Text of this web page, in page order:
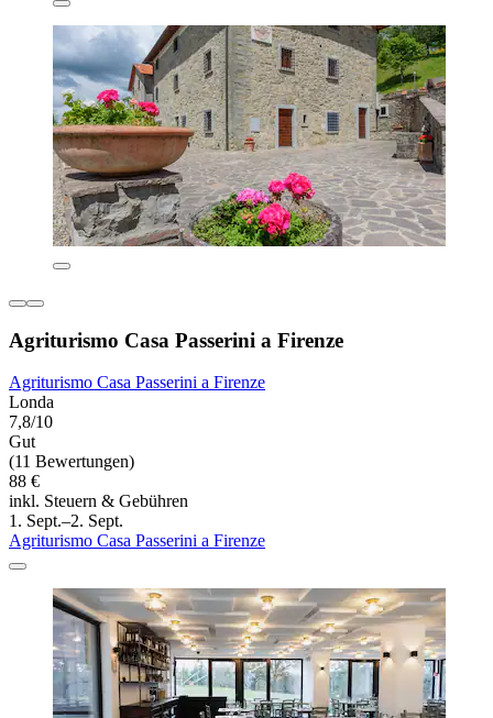
Agriturismo Casa Passerini a Firenze
Agriturismo Casa Passerini a Firenze
Londa
7,8/10
Gut
(11 Bewertungen)
88 €
inkl. Steuern & Gebühren
1. Sept.–2. Sept.
Agriturismo Casa Passerini a Firenze